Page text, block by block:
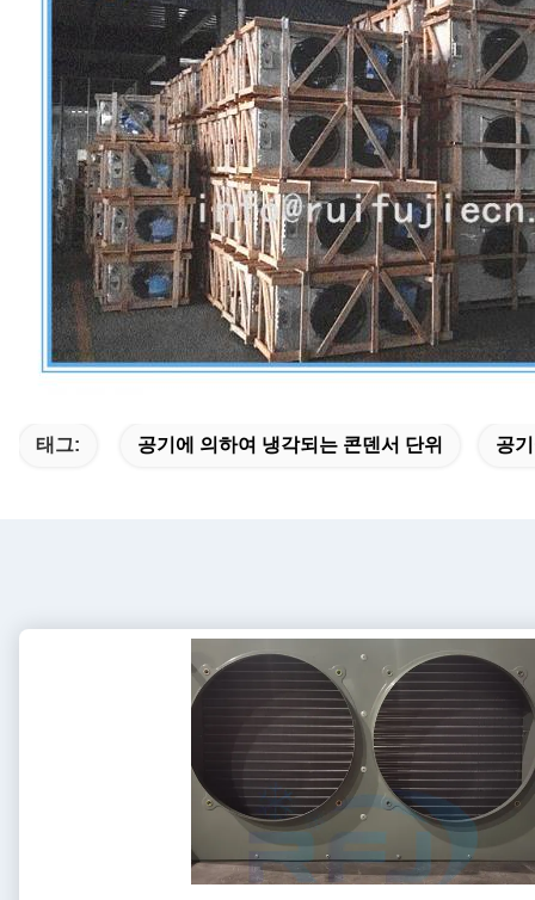
태그: 공기에 의하여 냉각되는 콘덴서 단위 공